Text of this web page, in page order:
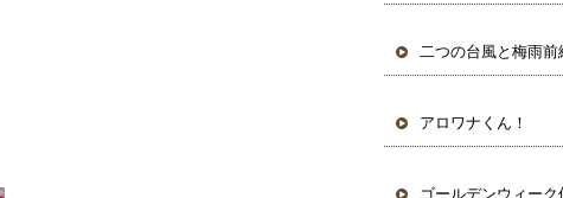
二つの台風と梅雨前
アロワナくん！